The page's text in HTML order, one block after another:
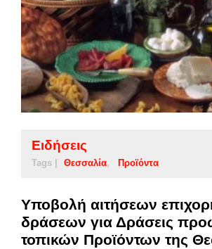
Ειδήσεις
Tags | Θεσσαλία Προϊόντα
Υποβολή αιτήσεων
δράσεων για Δράσεις
τοπικών Προϊόντων της